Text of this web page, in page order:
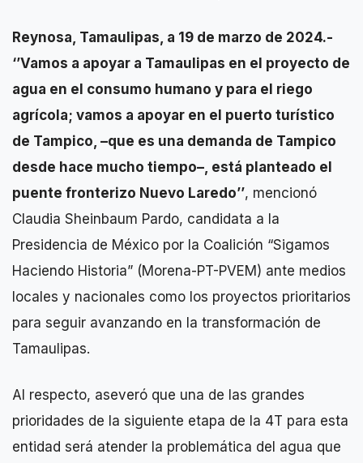
Reynosa, Tamaulipas, a 19 de marzo de 2024.-
‘’Vamos a apoyar a Tamaulipas en el proyecto de
agua en el consumo humano y para el riego
agrícola; vamos a apoyar en el puerto turístico
de Tampico, –que es una demanda de Tampico
desde hace mucho tiempo–, está planteado el
puente fronterizo Nuevo Laredo’’, mencionó
Claudia Sheinbaum Pardo, candidata a la
Presidencia de México por la Coalición “Sigamos
Haciendo Historia” (Morena-PT-PVEM) ante medios
locales y nacionales como los proyectos prioritarios
para seguir avanzando en la transformación de
Tamaulipas.
Al respecto, aseveró que una de las grandes
prioridades de la siguiente etapa de la 4T para esta
entidad será atender la problemática del agua que